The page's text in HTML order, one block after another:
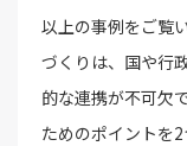
以上の事例をご覧
づくりは、国や行
的な連携が不可欠
ためのポイントを2